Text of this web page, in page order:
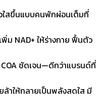
ใสขึ้นแบบคนพักผ่อนเต็มที่
ม NAD+ ให้ร่างกาย ฟื้นตัว
ชัดเจน—ดีกว่าแบรนด์ที่
ล้าให้กลายเป็นพลังสดใส มี